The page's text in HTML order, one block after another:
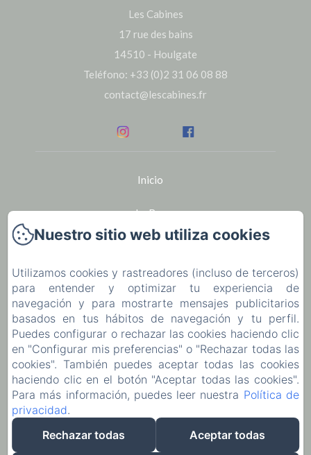
Les Cabines
17 rue des bains
14510 - Houlgate
Teléfono: +33 (0)2 31 06 08 88
contact@lescabines.fr
Inicio
Le Bar
Alquiler de bicicletas en Houlgate
La región
Ocio
Póngase en contacto con
EN FR ES
Desarrollado con Amenitiz
Nuestro sitio web utiliza cookies
Utilizamos cookies y rastreadores (incluso de terceros)
para entender y optimizar tu experiencia de
navegación y para mostrarte mensajes publicitarios
basados en tus hábitos de navegación y tu perfil.
Puedes configurar o rechazar las cookies haciendo clic
en "Configurar mis preferencias" o "Rechazar todas las
cookies". También puedes aceptar todas las cookies
haciendo clic en el botón "Aceptar todas las cookies".
Para más información, puedes leer nuestra Política de
privacidad.
Rechazar todas
Aceptar todas